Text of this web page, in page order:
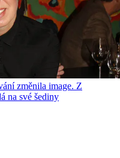
změnila image. Z
na své šediny